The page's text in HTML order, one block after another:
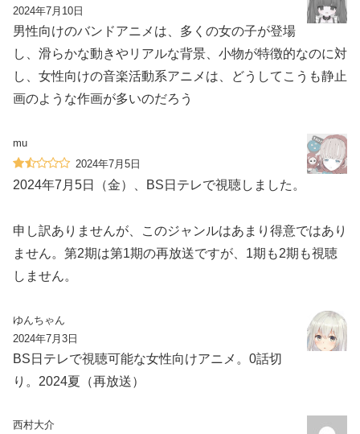
2024年7月10日
男性向けのバンドアニメは、多くの女の子が登場
し、滑らかな動きやリアルな背景、小物が特徴的なのに対
し、女性向けの音楽活動系アニメは、どうしてこうも静止
画のような作画が多いのだろう
mu
2024年7月5日
2024年7月5日（金）、BS日テレで視聴しました。
申し訳ありませんが、このジャンルはあまり得意ではあり
ません。第2期は第1期の再放送ですが、1期も2期も視聴
しません。
ゆんちゃん
2024年7月3日
BS日テレで視聴可能な女性向けアニメ。0話切
り。2024夏（再放送）
西村大介